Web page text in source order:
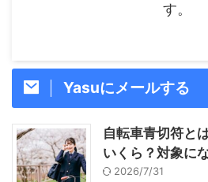
す。
Yasuにメールする
自転車青切符と
いくら？対象に
2026/7/31